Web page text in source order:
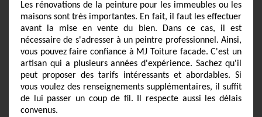
Les rénovations de la peinture pour les immeubles ou les
maisons sont très importantes. En fait, il faut les effectuer
avant la mise en vente du bien. Dans ce cas, il est
nécessaire de s'adresser à un peintre professionnel. Ainsi,
vous pouvez faire confiance à MJ Toiture facade. C'est un
artisan qui a plusieurs années d'expérience. Sachez qu'il
peut proposer des tarifs intéressants et abordables. Si
vous voulez des renseignements supplémentaires, il suffit
de lui passer un coup de fil. Il respecte aussi les délais
convenus.